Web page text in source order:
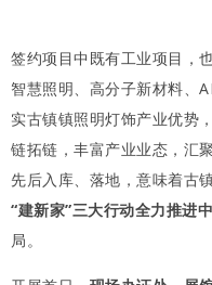
签约项目中既有工业项目，
智慧照明、高分子新材料、
实古镇镇照明灯饰产业优势
链拓链，丰富产业业态，汇
先后入库、落地，意味着古
“建新家”三大行动全力推进中
局。